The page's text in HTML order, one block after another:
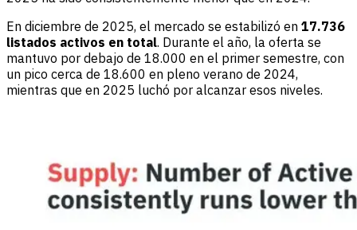
En diciembre de 2025, el mercado se estabilizó en 17.736
listados activos en total. Durante el año, la oferta se
mantuvo por debajo de 18.000 en el primer semestre, con
un pico cerca de 18.600 en pleno verano de 2024,
mientras que en 2025 luchó por alcanzar esos niveles.